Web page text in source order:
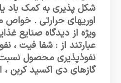
شکل پذیری به کمک باد
اوریهای حرارتی . خواص
ویژه از دیدگاه صنایع
عبارتند از : شفا فیت ،
نفوذپذیری محصول
گازهای دی اکسید کربن ،